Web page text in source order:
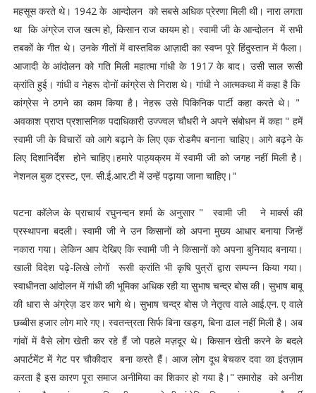
महसूस करते थे। 1942 के आन्दोलन को सबसे अधिक प्रेरणा मिली थी। नारा लगता
था कि अंग्रेज राज खत्म हो, किसान राज कायम हो। स्वामी जी के आन्दोलन में सभी
तबकों के गीत थे। उनके गीतों में वास्तविक आज़ादी का स्वप्न पूरे हिंदुस्तान में फैला।
आजादी के आंदोलन को गति मिली महात्मा गांधी के 1917 के बाद। उसी साल रूसी
क्रांति हुई। गांधी व नेहरू दोनों कांग्रेस से निराश थे। गांधी ने आत्मकथा में कहा है कि
कांग्रेस ने ठगने का काम किया है। नेहरू उसे पिकिनिक पार्टी कहा करते थे। "
अवकाश प्राप्त प्रशासनिक पदाधिकारी उज्ज्वल चौधरी ने अपने संबोधन में कहा " हमें
स्वामी जी के विचारों को आगे बढ़ाने के लिए एक रोडमैप बनाना चाहिए। आगे बढ़ने के
लिए दिशानिर्देश होने चाहिए।हमारे पाठ्यक्रम में स्वामी जी को जगह नहीं मिली है।
नेशनल बुक ट्रस्ट, एन. सी.ई.आर.टी में उन्हें पढ़ाया जाना चाहिए।"
पटना कॉलेज के प्राचार्य रघुनन्दन शर्मा के अनुसार " स्वामी जी ने मार्क्स की
प्रस्थापना बदली। स्वामी जी ने उन किसानों को अपना मुख्य आधार बनाया जिन्हें
नकारा गया। लेकिन आप देखिए कि स्वामी जी ने किसानों को अपना बुनियाद बनाया।
खाली विदेश पढ़े-लिखे लोगों रूसी क्रांति भी कृषि पुत्रों द्वारा सम्पन्न किया गया।
स्वाधीनता आंदोलन में गांधी की भूमिका अधिक रही या सुभाष चन्द्र बोस की। सुभाष बाबू
की धारा से अंग्रेज़ डर कर भागे थे। सुभाष चन्द्र बोस जे नेतृत्व वाले आई.एन. ए वाले
छब्बीस हजार लोग मारे गए। स्वतन्त्रता सिर्फ बिना खड्ग, बिना ढाल नहीं मिली है। अब
गांवों में वैसे लोग खेती कर रहे हैं जो पहले मज़दूर थे। किसान खेती करने के बदले
अपार्टमेंट में गेट पर चौकीदार बना करते हैं। आज लोग दूध बेचकर दवा का इंतज़ाम
करता है इस कारण पूरा समाज अनीमिया का शिकार हो गया है।" समारोह को अनीश